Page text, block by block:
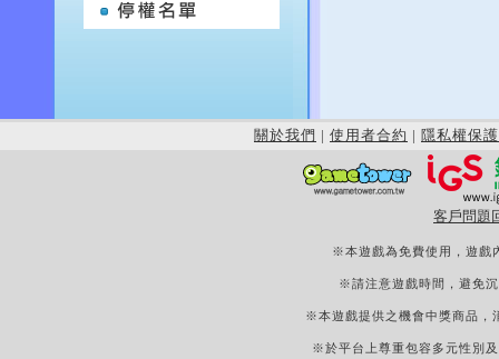
關於我們 | 使用者合約 | 隱私權保護
客戶問題
※本遊戲為免費使用，遊戲
※請注意遊戲時間，避免
※本遊戲提供之機會中獎商品，
※於平台上尊重包容多元性別